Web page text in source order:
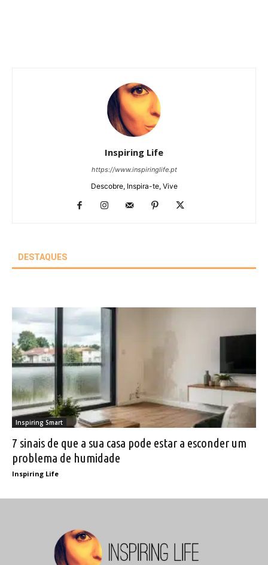
Inspiring Life
https://www.inspiringlife.pt
Descobre, Inspira-te, Vive
DESTAQUES
Inspiring Smart
7 sinais de que a sua casa pode estar a esconder um
problema de humidade
Inspiring Life